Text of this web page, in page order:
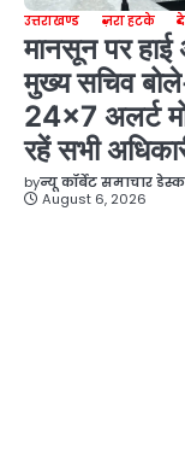
उत्तराखण्ड ज़रा हटके
मानसून पर हाई
मुख्य सचिव
24×7 अलर्ट
रहें सभी
byन्यू कॉर्बेट समाचार डेस्क
August 6, 2026